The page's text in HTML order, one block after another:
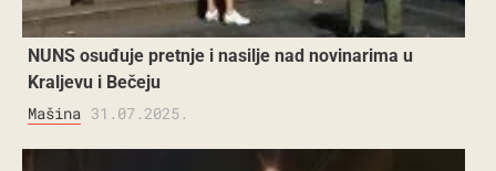
NUNS osuđuje pretnje i nasilje nad novinarima u
Kraljevu i Bečeju
Mašina 31.07.2025.